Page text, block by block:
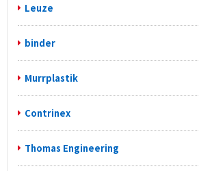
Leuze
binder
Murrplastik
Contrinex
Thomas Engineering